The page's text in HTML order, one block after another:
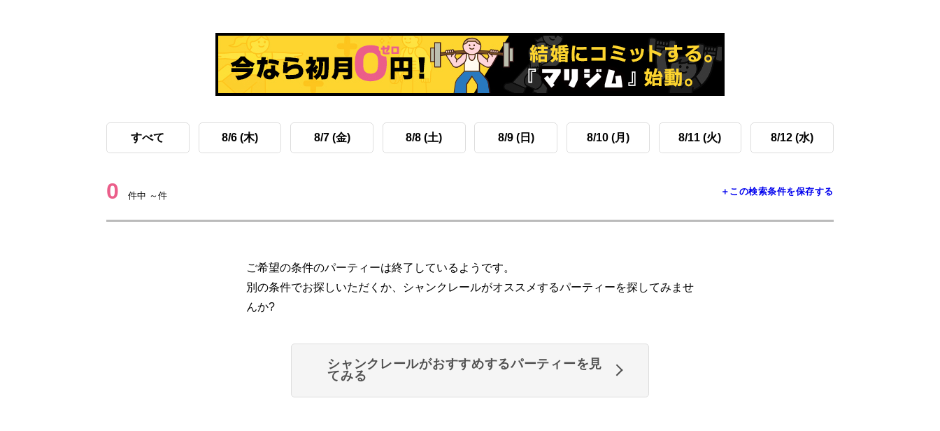
すべて 8/6 (木) 8/7 (金) 8/8 (土) 8/9 (日) 8/10 (月) 8/11 (火) 8/12 (水)
0 件中 ～件 ＋この検索条件を保存する
ご希望の条件のパーティーは終了しているようです。
別の条件でお探しいただくか、シャンクレールがオススメするパーティーを探してみませ
んか?
シャンクレールがおすすめするパーティーを見
てみる